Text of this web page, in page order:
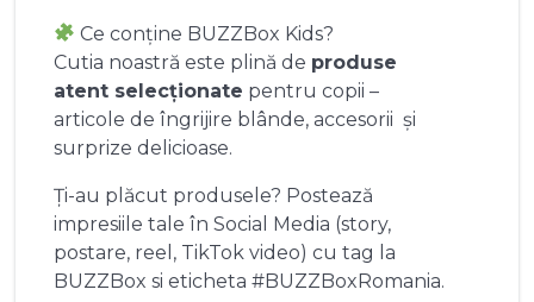
Ce conține BUZZBox Kids?
Cutia noastră este plină de produse
atent selecționate pentru copii –
articole de îngrijire blânde, accesorii și
surprize delicioase.
Ți-au plăcut produsele? Postează
impresiile tale în Social Media (story,
postare, reel, TikTok video) cu tag la
BUZZBox si eticheta #BUZZBoxRomania.